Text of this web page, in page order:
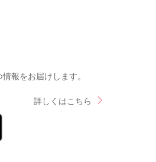
報をお届けします。
詳しくはこちら